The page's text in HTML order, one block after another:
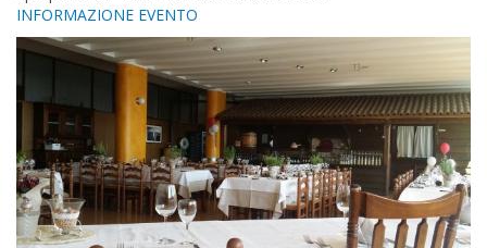
INFORMAZIONE EVENTO